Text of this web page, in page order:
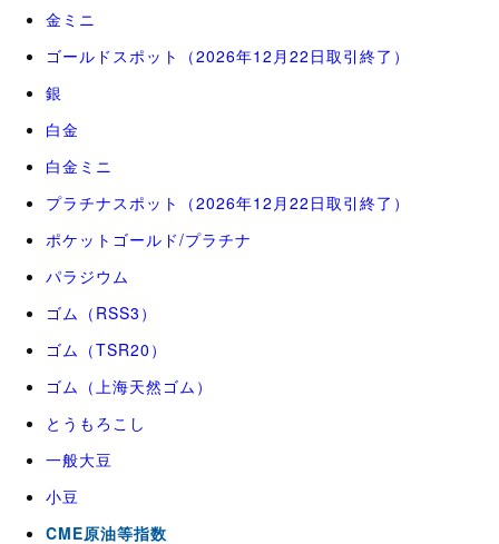
金ミニ
ゴールドスポット（2026年12月22日取引終了）
銀
白金
白金ミニ
プラチナスポット（2026年12月22日取引終了）
ポケットゴールド/プラチナ
パラジウム
ゴム（RSS3）
ゴム（TSR20）
ゴム（上海天然ゴム）
とうもろこし
一般大豆
小豆
CME原油等指数